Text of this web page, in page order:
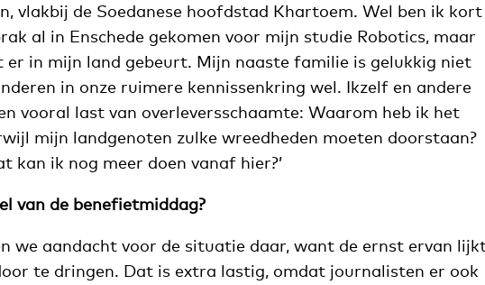
vlakbij de Soedanese hoofdstad Khartoem. Wel ben ik kort
al in Enschede gekomen voor mijn studie Robotics, maar
in mijn land gebeurt. Mijn naaste familie is gelukkig niet
in onze ruimere kennissenkring wel. Ikzelf en andere
vooral last van overleversschaamte: Waarom heb ik het
mijn landgenoten zulke wreedheden moeten doorstaan?
kan ik nog meer doen vanaf hier?’
van de benefietmiddag?
we aandacht voor de situatie daar, want de ernst ervan
te dringen. Dat is extra lastig, omdat journalisten er ook